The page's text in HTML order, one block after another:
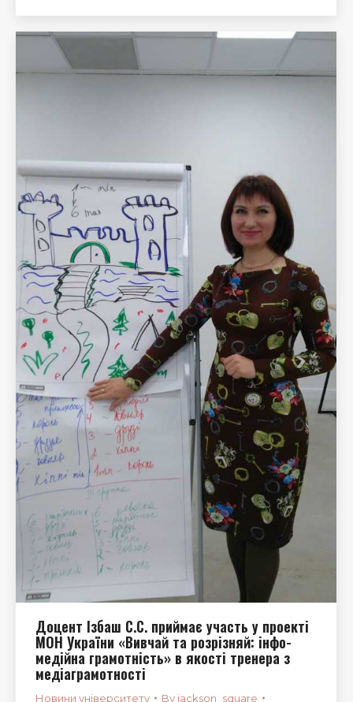
Доцент Ізбаш С.С. приймає участь у проекті
МОН України «Вивчай та розрізняй: інфо-
медійна грамотність» в якості тренера з
медіаграмотності
Новини університету By jackson_square